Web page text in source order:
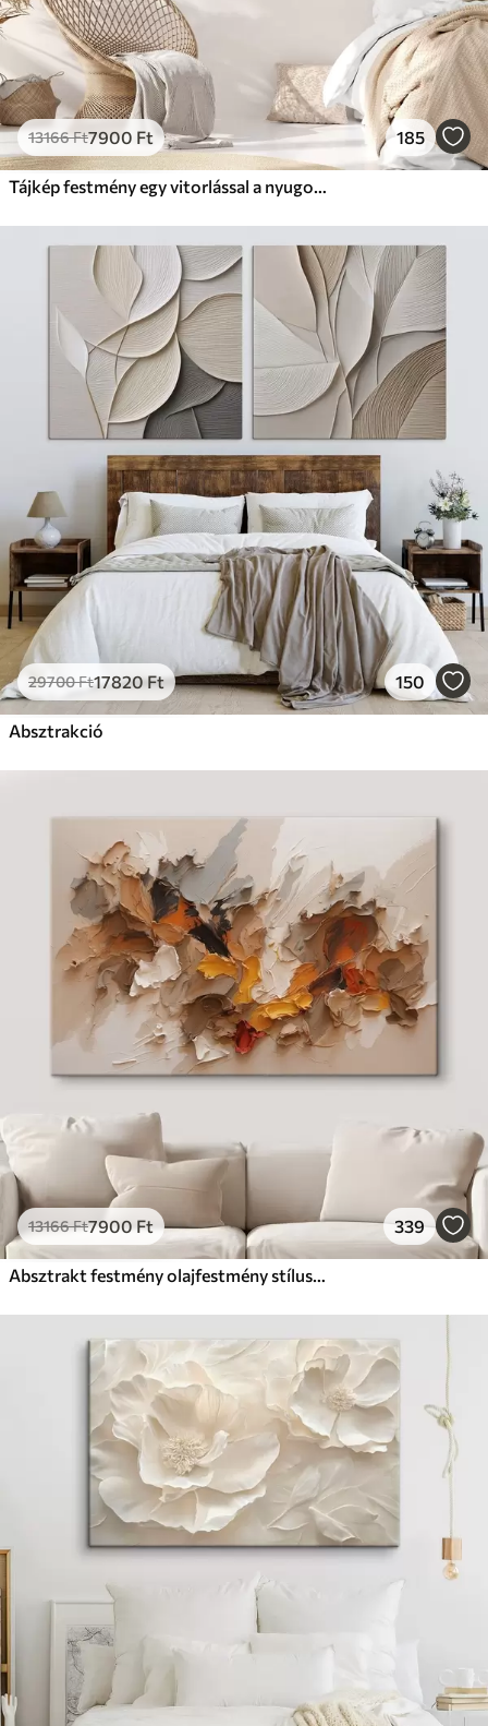
13166Ft7900 Ft 185
Tájkép festmény egy vitorlással a nyugodt tengeren, narancssárga és sárga égbolt, távoli hegyek
29700Ft17820Ft 150
Absztrakció
13166Ft7900Ft 339
Absztrakt festmény olajfestmény stílusban